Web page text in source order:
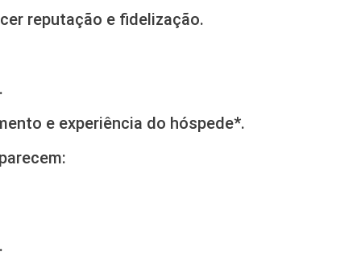
reputação e fidelização.
e experiência do hóspede*.